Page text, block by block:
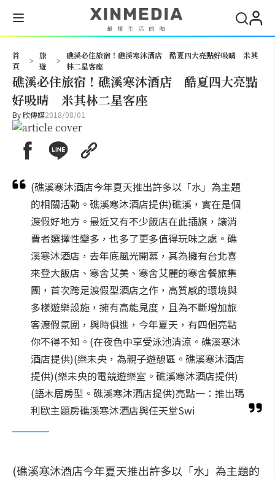
首
頁
>
旅
遊
>
礁溪必住旅宿！礁溪寒沐酒店 酷夏四大亮點好吸晴 米其
林二星客座
礁溪必住旅宿！礁溪寒沐酒店 酷夏四大亮點
好吸晴 米其林二星客座
By欣傳媒2018/08/01
(礁溪寒沐酒店今年夏天推出許多以「水」為主題
的相關活動。礁溪寒沐酒店提供)礁溪，實在是個
渡假好地方。最近又有不少飯店在此插旗，讓消
費者選擇性變多，也多了更多值得玩味之處。礁
溪寒沐酒店，去年底風光開幕，其為擁有台北喜
來登大飯店、寒舍艾美、寒舍艾麗的寒舍餐旅集
團，首次跨足渡假型酒店之作，高質感的環境與
多樣遊樂設施，擁有高能見度，且為不斷增加旅
客渡假氛圍，與時俱進，今年夏天，有四個亮點
你不得不知。(在夜色中享受泳池清涼。礁溪寒沐
酒店提供)(樂未央，為親子遊憩區。礁溪寒沐酒店
提供)(樂未央的電競遊樂室。礁溪寒沐酒店提供)
(語木居房型。礁溪寒沐酒店提供)亮點一：推出瑪
利歐主題房礁溪寒沐酒店與任天堂Swi
(礁溪寒沐酒店今年夏天推出許多以「水」為主題的